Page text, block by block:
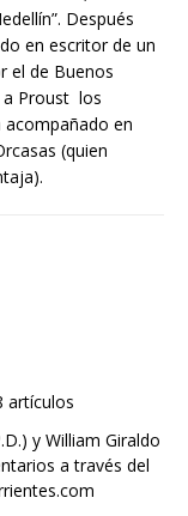
Después
en escritor de un
el de Buenos
a Proust los
acompañado en
(quien
artículos
y William Giraldo
a través del